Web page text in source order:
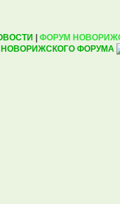
ФОРУМ